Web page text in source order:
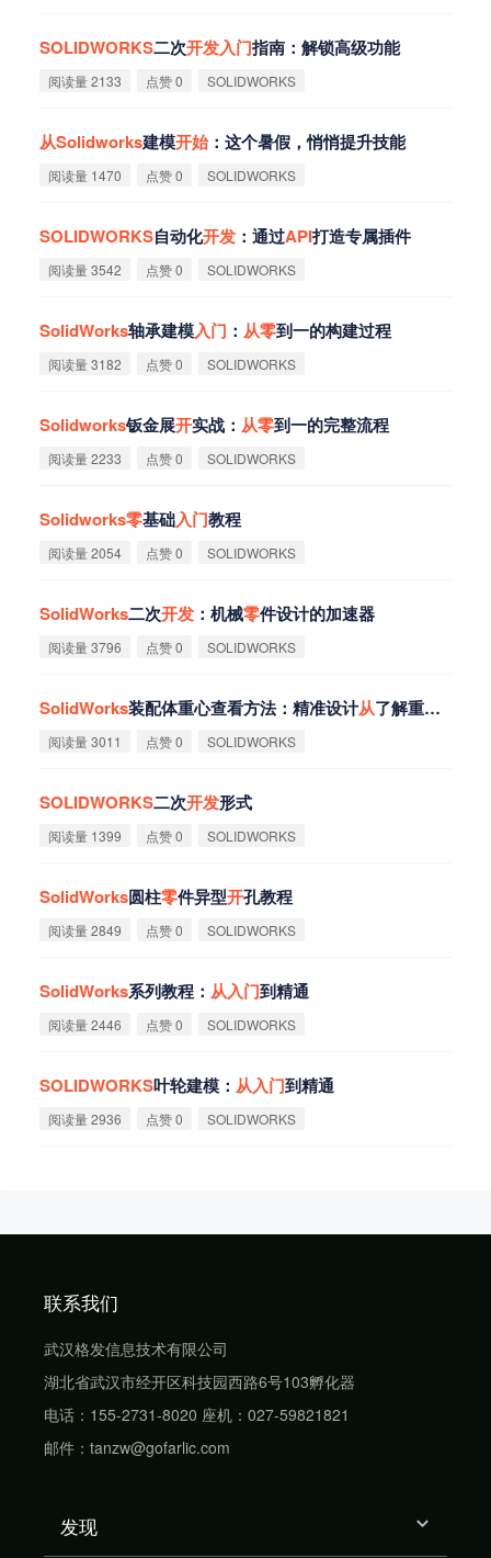
SOLIDWORKS二次开发入门指南：解锁高级功能
阅读量 2133 点赞 0 SOLIDWORKS
从Solidworks建模开始 ：这个暑假，悄悄提升技能
阅读量 1470 点赞 0 SOLIDWORKS
SOLIDWORKS自动化开发 ：通过API打造专属插件
阅读量 3542 点赞 0 SOLIDWORKS
SolidWorks轴承建模入门 ： 从零到一的构建过程
阅读量 3182 点赞 0 SOLIDWORKS
Solidworks钣金展开实战： 从零到一的完整流程
阅读量 2233 点赞 0 SOLIDWORKS
Solidworks零基础入门教程
阅读量 2054 点赞 0 SOLIDWORKS
SolidWorks二次开发 ：机械零件设计的加速器
阅读量 3796 点赞 0 SOLIDWORKS
SolidWorks装配体重心查看方法：精准设计从了解重心
阅读量 3011 点赞 0 SOLIDWORKS
SOLIDWORKS二次开发形式
阅读量 1399 点赞 0 SOLIDWORKS
SolidWorks圆柱零件异型开孔教程
阅读量 2849 点赞 0 SOLIDWORKS
SolidWorks系列教程： 从入门到精通
阅读量 2446 点赞 0 SOLIDWORKS
SOLIDWORKS叶轮建模： 从入门到精通
阅读量 2936 点赞 0 SOLIDWORKS
联系我们
武汉格发信息技术有限公司
湖北省武汉市经开区科技园西路6号103孵化器
电话：155-2731-8020 座机：027-59821821
邮件：tanzw@gofarlic.com
发现